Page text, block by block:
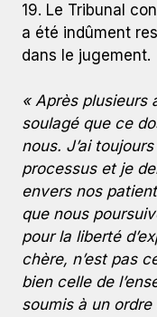
19. Le Tribunal
a été indûment
dans le jugement.
« Après plusieurs
soulagé que ce
nous. J’ai
processus et je
envers nos
que nous
pour la liberté
chère, n’est pas
bien celle de
soumis à un